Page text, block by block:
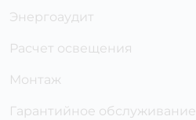
Энергоаудит
Расчет освещения
Монтаж
Гарантийное обслуживание